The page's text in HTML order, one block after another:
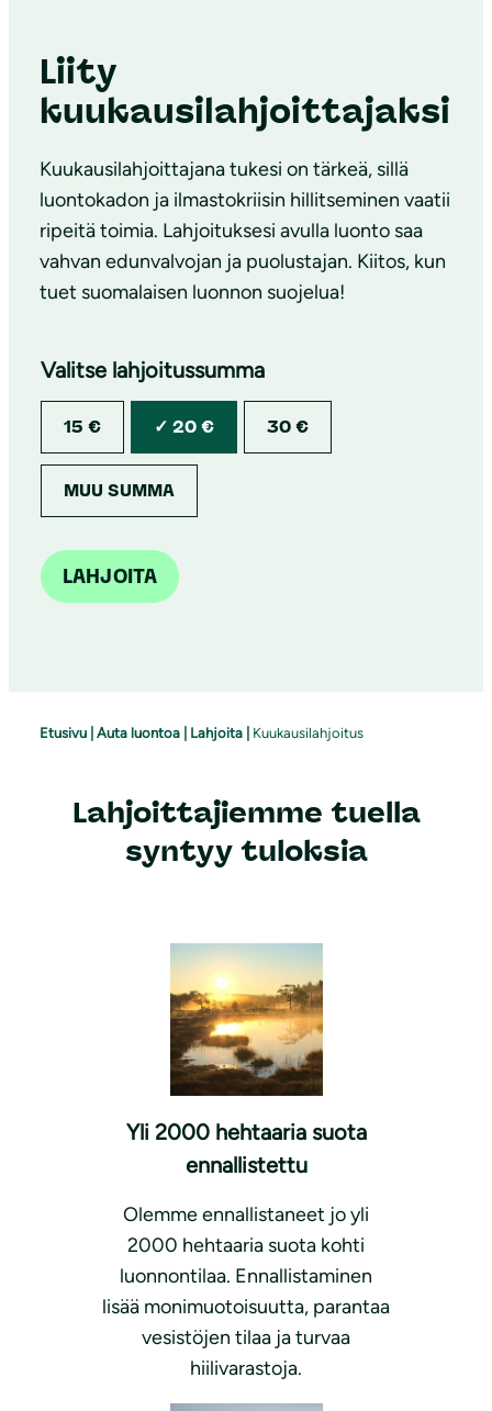
Liity
kuukausilahjoittajaksi
Kuukausilahjoittajana tukesi on tärkeä, sillä
luontokadon ja ilmastokriisin hillitseminen vaatii
ripeitä toimia. Lahjoituksesi avulla luonto saa
vahvan edunvalvojan ja puolustajan. Kiitos, kun
tuet suomalaisen luonnon suojelua!
Valitse lahjoitussumma
15 € 20 € 30 €
MUU SUMMA
LAHJOITA
Etusivu Auta luontoa Lahjoita Kuukausilahjoitus
Lahjoittajiemme tuella
syntyy tuloksia
Yli 2000 hehtaaria suota
ennallistettu
Olemme ennallistaneet jo yli
2000 hehtaaria suota kohti
luonnontilaa. Ennallistaminen
lisää monimuotoisuutta, parantaa
vesistöjen tilaa ja turvaa
hiilivarastoja.